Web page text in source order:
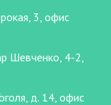
3, офис
Шевченко, 4-2,
д. 14, офис